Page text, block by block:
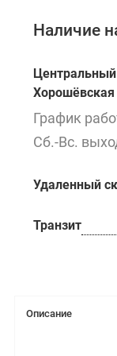
Наличие
Хорошёвская
График
Сб.-Вс.
Удаленный
Транзит
Описание